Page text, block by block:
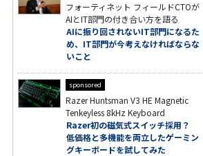
フォーティネット フィールドCTOが
AIとIT部門の付き合い方を語る
AIに振り回されないIT部門になるた
め、IT部門が今考えなければならな
いこと
sponsored
Razer Huntsman V3 HE Magnetic
Tenkeyless 8kHz Keyboard
Razer初の磁気式スイッチ採用？
低価格と多機能を両立したゲーミン
グキーボードを試してみた